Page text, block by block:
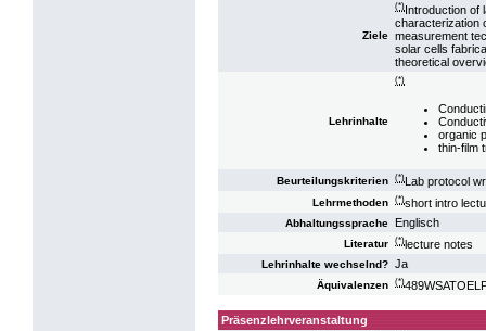
Ziele
(*)Introduction of
characterization
measurement
solar cells
theoretical
Lehrinhalte
(*)
organic
thin-film
Beurteilungskriterien (*)Lab protocol
Lehrmethoden (*)short intro
Abhaltungssprache Englisch
Literatur (*)lecture notes
Lehrinhalte wechselnd? Ja
Äquivalenzen (*)
Präsenzlehrveranstaltung